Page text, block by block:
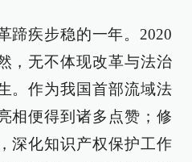
蹄疾步稳的一年。2020
，无不体现改革与法治
。作为我国首部流域法
相便得到诸多点赞；修
深化知识产权保护工作